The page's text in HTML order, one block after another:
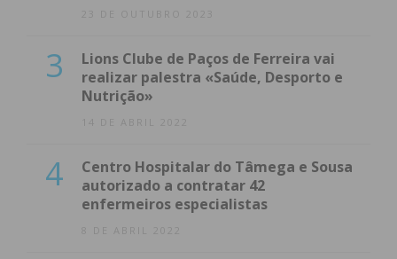
23 DE OUTUBRO 2023
3
Lions Clube de Paços de Ferreira vai
realizar palestra «Saúde, Desporto e
Nutrição»
14 DE ABRIL 2022
4
Centro Hospitalar do Tâmega e Sousa
autorizado a contratar 42
enfermeiros especialistas
8 DE ABRIL 2022